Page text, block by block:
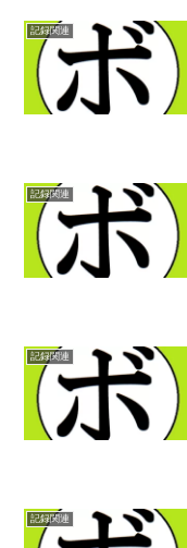
記録関連
記録関連
記録関連
記録関連